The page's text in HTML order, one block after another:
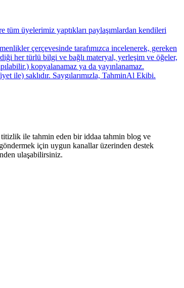
tüm üyelerimiz yaptıkları paylaşımlardan kendileri
çerçevesinde tarafımızca incelenerek, gereken
her türlü bilgi ve bağlı materyal, yerleşim ve öğeler,
kopyalanamaz ya da yayınlanamaz.
ile) saklıdır. Saygılarımızla, TahminAl Ekibi.
titizlik ile tahmin eden bir iddaa tahmin blog ve
için uygun kanallar üzerinden destek
ulaşabilirsiniz.